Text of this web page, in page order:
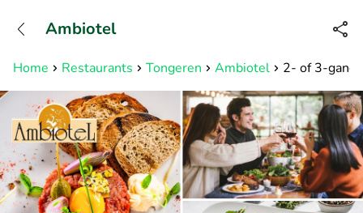
Bereikbaar tot 23:00 uur
Home Restaurants Tongeren Ambiotel 2- of 3-
Ambiotel